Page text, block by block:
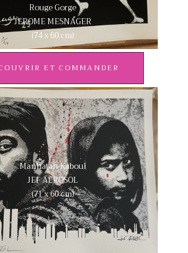
Rouge Gorge
JEROME MESNAGER
(74 x 60 cm)
ET COMMANDER
Manhatan Kaboul
JEF AEROSOL
(71 x 60 cm)